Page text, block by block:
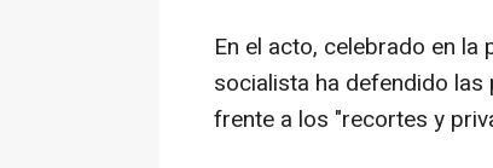
En el acto, celebrado en la
socialista ha defendido
frente a los "recortes y